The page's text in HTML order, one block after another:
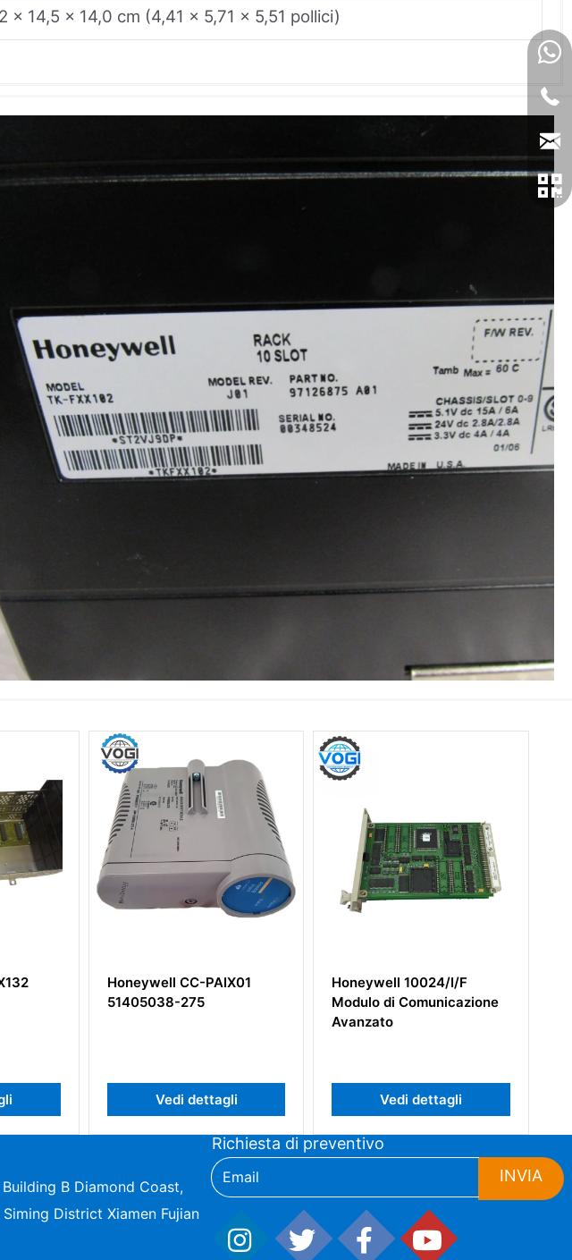
x 14,5 x 14,0 cm (4,41 x 5,71 x 5,51 pollici)
CC-PAIX01
Vedi dettagli
Honeywell 10024/I/F
Modulo di Comunicazione
Vedi dettagli
HONEYWELL TC-ODD321
Modulo di Uscita Discreta
Vedi dettagli
B Diamond Coast,
District Xiamen Fujian
Richiesta di preventivo
INVIA